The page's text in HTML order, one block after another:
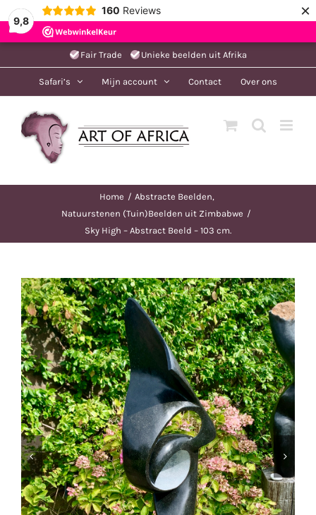
9,8
160 Reviews ×
naar
Fair Trade Unieke beelden uit Afrika
Safari’s Mijn account Contact Over ons
Home
Abstracte Beelden
Natuurstenen (Tuin)Beelden uit Zimbabwe
Sky High – Abstract Beeld – 103 cm.